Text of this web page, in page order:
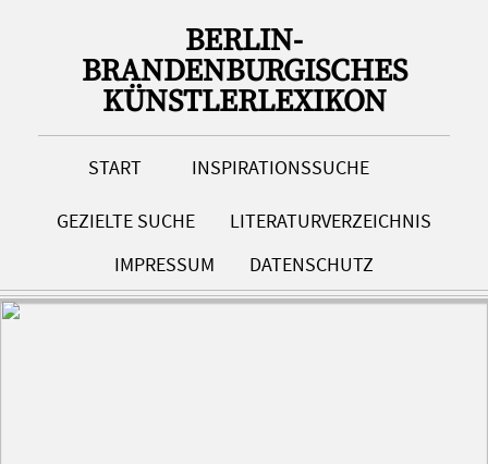
BERLIN-
BRANDENBURGISCHES
KÜNSTLERLEXIKON
START INSPIRATIONSSUCHE
GEZIELTE SUCHE
LITERATURVERZEICHNIS
IMPRESSUM
DATENSCHUTZ